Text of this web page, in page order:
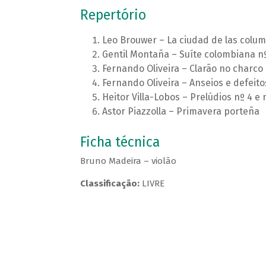
Repertório
Leo Brouwer – La ciudad de las
Gentil Montaña – Suíte colombiana
Fernando Oliveira – Clarão no charco
Fernando Oliveira – Anseios e
Heitor Villa-Lobos – Prelúdios nº 4 e
Astor Piazzolla – Primavera porteña
Ficha técnica
Bruno Madeira – violão
Classificação:LIVRE